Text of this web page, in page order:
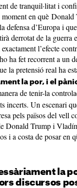
de tranquil·litat i
moment en què
defensa d’Europa i
derrotat de la guerra
l’efecte
ha fet recorrent a un
la pretensió real ha
la por, i el
de tenir-la
incerts. Un escenari
pels països del vell
Donald Trump i
i a costa de posar en
la
discursos